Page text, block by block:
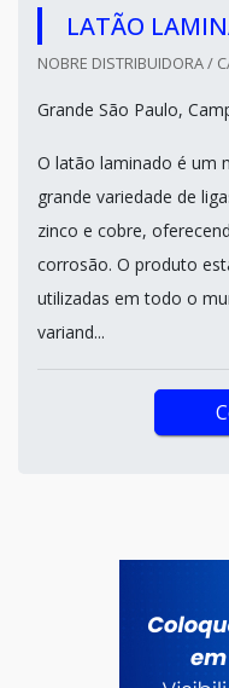
LATÃO
NOBRE DISTRIBUIDORA /
Grande São Paulo,
O latão laminado é um
grande variedade de
zinco e cobre,
corrosão. O produto
utilizadas em todo o
variand...